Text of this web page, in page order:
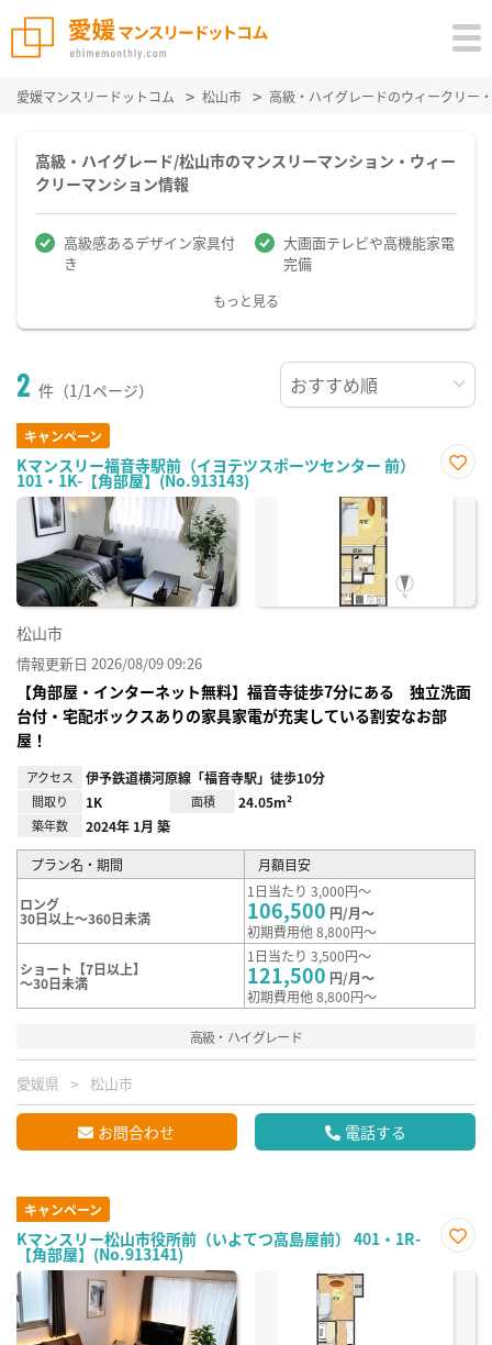
愛媛マンスリードットコム 松山市 高級・ハイグレードのウィークリー
高級・ハイグレード/松山市のマンスリーマンション・ウィー
クリーマンション情報
高級感あるデザイン家具付
き
大画面テレビや高機能家電
完備
もっと見る
2 件（1/1ページ）
キャンペーン
Kマンスリー福音寺駅前（イヨテツスポーツセンター 前）
101・1K-【角部屋】(No.913143)
に入
松山市
情報更新日 2026/08/09 09:26
【角部屋・インターネット無料】福音寺徒歩7分にある 独立洗面
台付・宅配ボックスありの家具家電が充実している割安なお部
屋！
アクセス 伊予鉄道横河原線「福音寺駅」徒歩10分
間取り 1K 面積 24.05m²
築年数 2024年 1月 築
プラン名・期間 月額目安
ロング
30日以上～360日未満
1日当たり 3,000円～
106,500 円/月～
初期費用他 8,800円～
ショート【7日以上】
～30日未満
1日当たり 3,500円～
121,500 円/月～
初期費用他 8,800円～
高級・ハイグレード
愛媛県 松山市
お問合わせ 電話する
キャンペーン
Kマンスリー松山市役所前（いよてつ高島屋前） 401・1R-
【角部屋】(No.913141)
に入